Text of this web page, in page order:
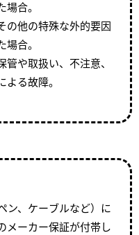
合。
の他の特殊な外的要因
合。
や取扱い、不注意、
る故障。
ン、ケーブルなど）に
メーカー保証が付帯し